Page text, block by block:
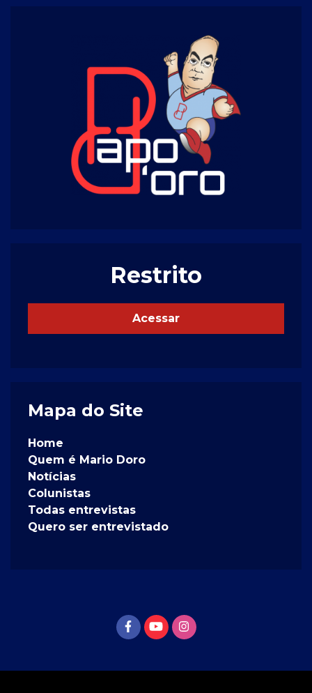
Restrito
Acessar
Mapa do Site
Home
Quem é Mario Doro
Notícias
Colunistas
Todas entrevistas
Quero ser entrevistado